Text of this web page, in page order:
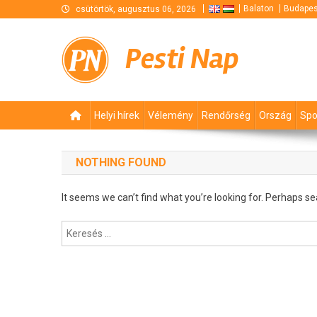
csütörtök, augusztus 06, 2026 Balaton
Pesti Nap
Helyi hírek Vélemény Rendőrség Ország
NOTHING FOUND
It seems we can’t find what you’re looking for. Perhaps
Keresés: